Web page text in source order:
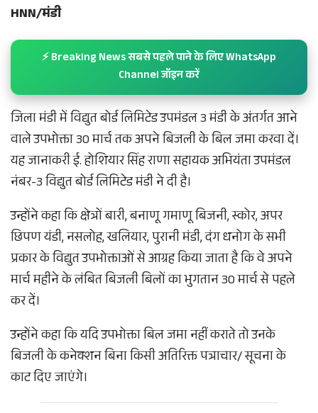
HNN/मंडी
⚡ Breaking News सबसे पहले पाने के लिए WhatsApp
Channel जॉइन करें
जिला मंडी में विद्युत बोर्ड लिमिटेड उपमंडल 3 मंडी के अंतर्गत आने
वाले उपभोक्ता 30 मार्च तक अपने बिजली के बिल जमा करवा दें।
यह जानाकरी ई. होशियार सिंह राणा सहायक अभियंता उपमंडल
नंबर-3 विद्युत बोर्ड लिमिटेड मंडी ने दी है।
उन्होंने कहा कि क्षेत्रों बारी, बनाणू गमाणू बिजनी, स्कोर, अपर
छिपण यंडी, नसलोह, खलियार, पुरानी मंडी, दंग धनोग के सभी
प्रकार के विद्युत उपभोक्ताओं से आग्रह किया जाता है कि वे अपने
मार्च महीने के लंबित बिजली बिलों का भुगतान 30 मार्च से पहले
कर दें।
उन्होंने कहा कि यदि उपभोक्ता बिल जमा नहीं कराते तो उनके
बिजली के कनेक्शन बिना किसी अतिरिक्त पत्राचार/ सूचना के
काट दिए जाएंगे।